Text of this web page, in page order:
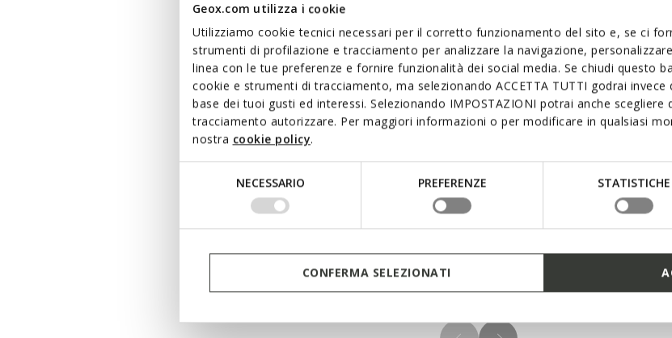
Geox.com utilizza i cookie
Utilizziamo cookie tecnici necessari per il corretto funzionamento del sito e, se ci
strumenti di profilazione e tracciamento per analizzare la navigazione,
linea con le tue preferenze e fornire funzionalità dei social media. Se chiudi questo
cookie e strumenti di tracciamento, ma selezionando ACCETTA TUTTI godrai
base dei tuoi gusti ed interessi. Selezionando IMPOSTAZIONI potrai anche
tracciamento autorizzare. Per maggiori informazioni o per modificare in qualsiasi
nostra cookie policy.
NECESSARIO PREFERENZE STATISTICHE
CONFERMA SELEZIONATI
Opacity
Font Size
Text Edge Style
Font Family